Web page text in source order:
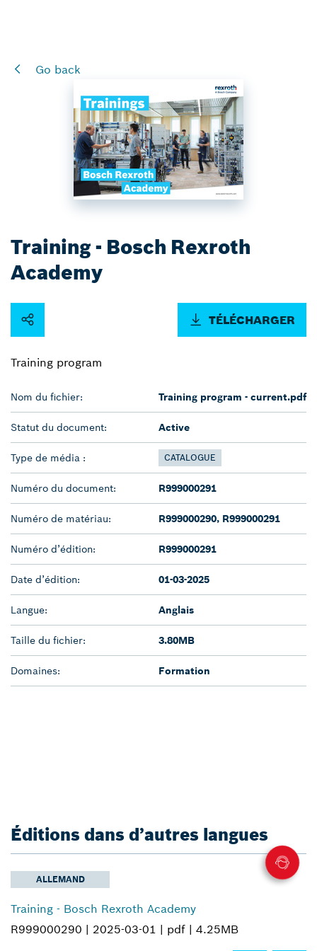
Go back
Training - Bosch Rexroth
Academy
TÉLÉCHARGER
Training program
Nom du fichier: Training program - current.pdf
Statut du document: Active
Type de média : CATALOGUE
Numéro du document: R999000291
Numéro de matériau: R999000290, R999000291
Numéro d’édition: R999000291
Date d’édition: 01-03-2025
Langue: Anglais
Taille du fichier: 3.80MB
Domaines: Formation
Éditions dans d’autres langues
ALLEMAND
Training - Bosch Rexroth Academy
R999000290 | 2025-03-01 | pdf | 4.25MB